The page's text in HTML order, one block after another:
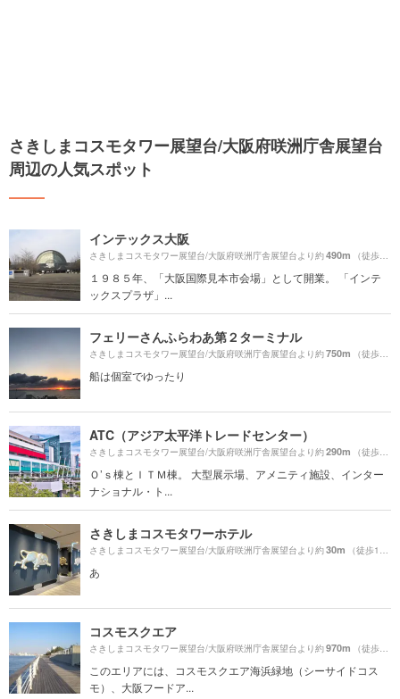
さきしまコスモタワー展望台/大阪府咲洲庁舎展望台
周辺の人気スポット
インテックス大阪
さきしまコスモタワー展望台/大阪府咲洲庁舎展望台より約490m （徒歩9分）
１９８５年、「大阪国際見本市会場」として開業。 「インテ
ックスプラザ」...
フェリーさんふらわあ第２ターミナル
さきしまコスモタワー展望台/大阪府咲洲庁舎展望台より約750m （徒歩13分）
船は個室でゆったり
ATC（アジア太平洋トレードセンター）
さきしまコスモタワー展望台/大阪府咲洲庁舎展望台より約290m （徒歩5分）
Ｏ’ｓ棟とＩＴＭ棟。 大型展示場、アメニティ施設、インター
ナショナル・ト...
さきしまコスモタワーホテル
さきしまコスモタワー展望台/大阪府咲洲庁舎展望台より約30m （徒歩1分）
あ
コスモスクエア
さきしまコスモタワー展望台/大阪府咲洲庁舎展望台より約970m （徒歩17分）
このエリアには、コスモスクエア海浜緑地（シーサイドコス
モ）、大阪フードア...